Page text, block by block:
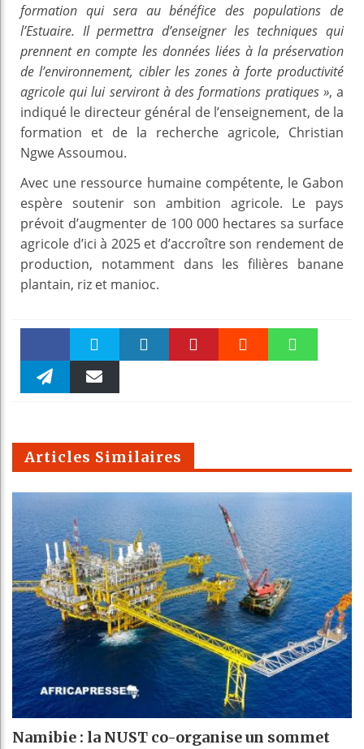
formation qui sera au bénéfice des populations de
l’Estuaire. Il permettra d’enseigner les techniques qui
prennent en compte les données liées à la préservation
de l’environnement, cibler les zones à forte productivité
agricole qui lui serviront à des formations pratiques », a
indiqué le directeur général de l’enseignement, de la
formation et de la recherche agricole, Christian
Ngwe Assoumou.
Avec une ressource humaine compétente, le Gabon
espère soutenir son ambition agricole. Le pays
prévoit d’augmenter de 100 000 hectares sa surface
agricole d’ici à 2025 et d’accroître son rendement de
production, notamment dans les filières banane
plantain, riz et manioc.
Faceboo Twitter
m
Articles Similaires
Namibie : la NUST co-organise un sommet